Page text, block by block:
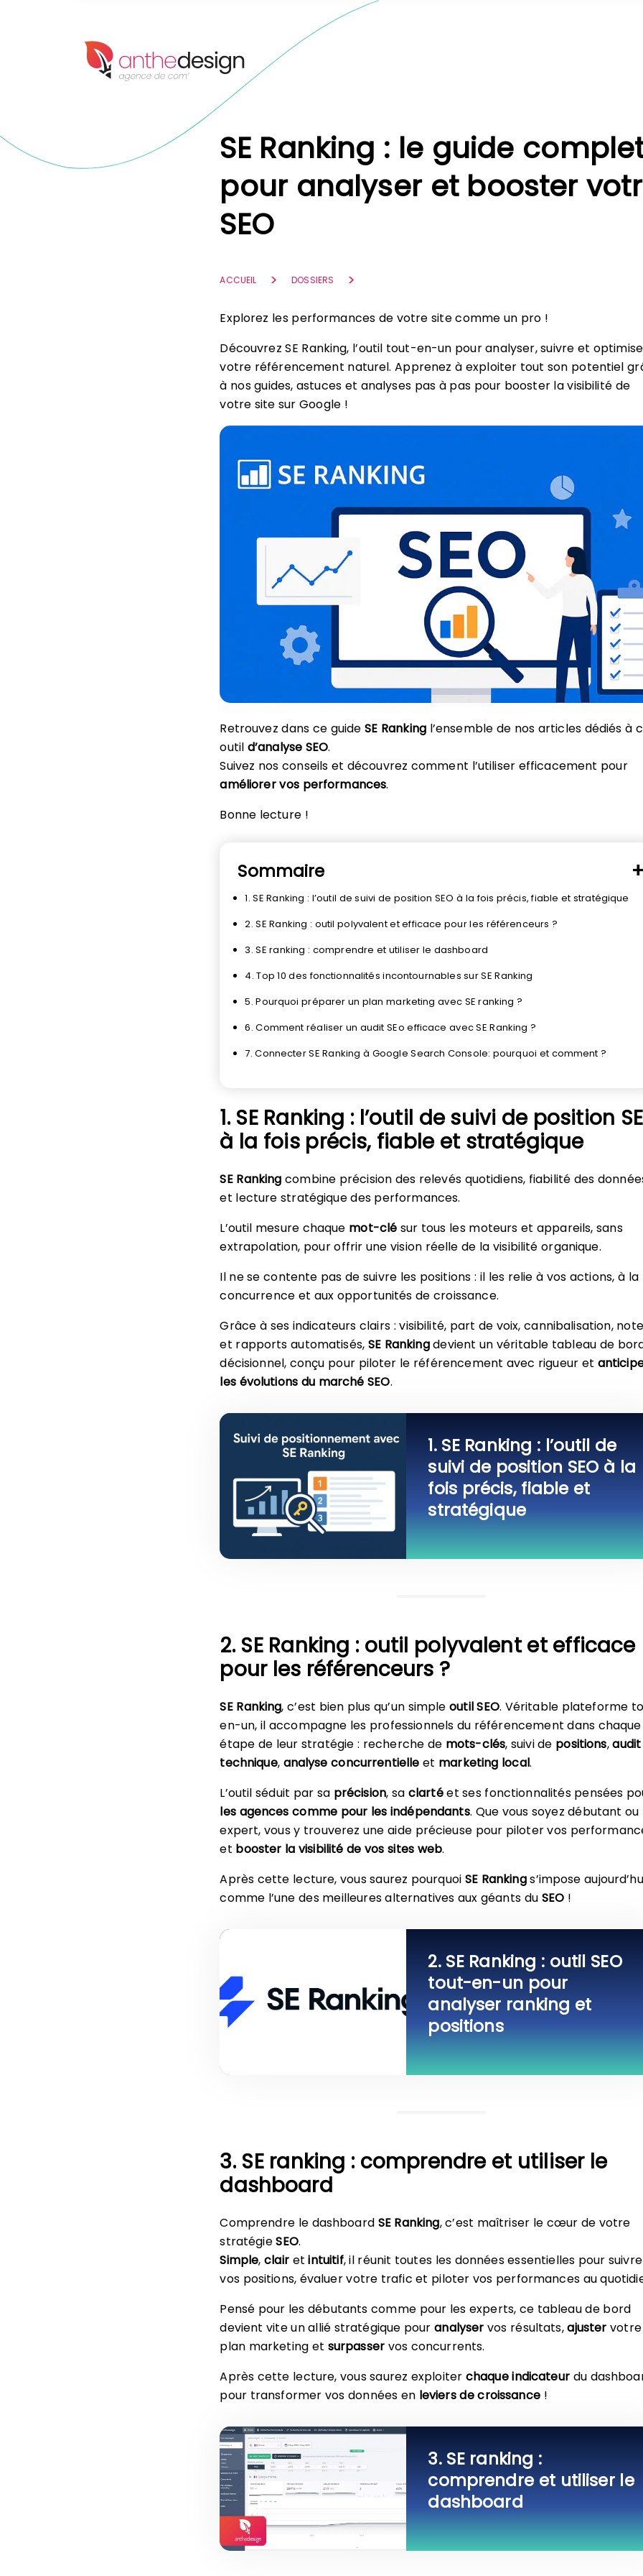
SE Ranking : le guide
pour analyser et booster
SEO
ACCUEIL DOSSIERS
Explorez les performances de votre site comme un pro !
Découvrez SE Ranking, l’outil tout-en-un pour analyser, suivre et
votre référencement naturel. Apprenez à exploiter tout son potentiel
à nos guides, astuces et analyses pas à pas pour booster la visibilité de
votre site sur Google !
Retrouvez dans ce guideSE Ranking l’ensemble de nos articles dédiés à
outil d’analyse SEO.
Suivez nos conseils et découvrez comment l’utiliser efficacement pour
améliorer vos performances.
Bonne lecture !
Sommaire
1. SE Ranking : l’outil de suivi de position SEO à la fois précis, fiable et stratégique
2. SE Ranking : outil polyvalent et efficace pour les référenceurs ?
3. SE ranking : comprendre et utiliser le dashboard
4. Top 10 des fonctionnalités incontournables sur SE Ranking
5. Pourquoi préparer un plan marketing avec SE ranking ?
6. Comment réaliser un audit SEo efficace avec SE Ranking ?
7. Connecter SE Ranking à Google Search Console: pourquoi et comment ?
1. SE Ranking : l’outil de suivi de position
à la fois précis, fiable et stratégique
SE Ranking combine précision des relevés quotidiens, fiabilité des
et lecture stratégique des performances.
L’outil mesure chaque mot-clé sur tous les moteurs et appareils, sans
extrapolation, pour offrir une vision réelle de la visibilité organique.
Il ne se contente pas de suivre les positions : il les relie à vos actions, à la
concurrence et aux opportunités de croissance.
Grâce à ses indicateurs clairs : visibilité, part de voix, cannibalisation,
et rapports automatisés, SE Rankingdevient un véritable tableau de
décisionnel, conçu pour piloter le référencement avec rigueur et
les évolutions du marché SEO.
1. SE Ranking : l’outil de
suivi de position SEO à la
fois précis, fiable et
stratégique
2. SE Ranking : outil polyvalent et efficace
pour les référenceurs ?
SE Ranking, c’est bien plus qu’un simpleoutil SEO. Véritable plateforme
en-un, il accompagne les professionnels du référencement dans chaque
étape de leur stratégie : recherche de mots-clés, suivi de positions,audit
technique, analyse concurrentielle et marketing local.
L’outil séduit par sa précision, sa clartéet ses fonctionnalités pensées
les agences comme pour les indépendants. Que vous soyez débutant ou
expert, vous y trouverez une aide précieuse pour piloter vos
et booster la visibilité de vos sites web.
Après cette lecture, vous saurez pourquoi SE Rankings’impose
comme l’une des meilleures alternatives aux géants du SEO!
2. SE Ranking : outil SEO
tout-en-un pour
analyser ranking et
positions
3. SE ranking : comprendre et utiliser le
dashboard
Comprendre le dashboard SE Ranking, c’est maîtriser le cœur de votre
stratégieSEO.
Simple,clairetintuitif, il réunit toutes les données essentielles pour suivre
vos positions, évaluer votre trafic et piloter vos performances au
Pensé pour les débutants comme pour les experts, ce tableau de bord
devient vite un allié stratégique pouranalyser vos résultats,ajuster votre
plan marketing et surpasservos concurrents.
Après cette lecture, vous saurez exploiter chaque indicateurdu
pour transformer vos données en leviers de croissance!
3. SE ranking :
comprendre et utiliser le
dashboard